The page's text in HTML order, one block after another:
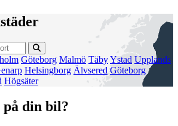
Göteborg Malmö TäbyYstad Upplands
Helsingborg Älvsered Göteborg
Högsäter
på din bil?